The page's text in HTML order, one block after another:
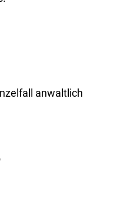
anwaltlich